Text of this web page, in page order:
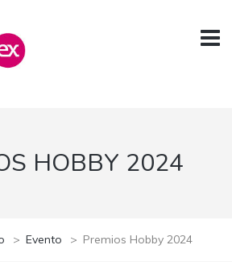
HOBBY 2024
> Evento > Premios Hobby 2024